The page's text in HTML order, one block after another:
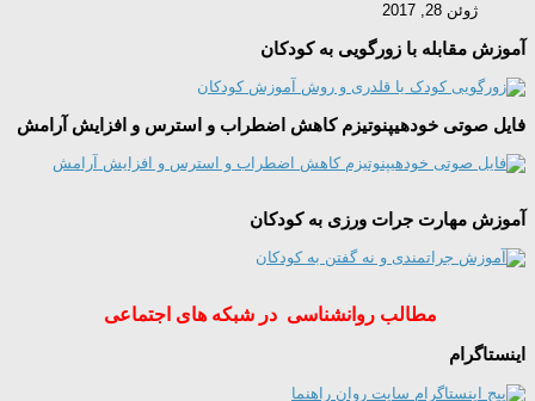
ژوئن 28, 2017
آموزش مقابله با زورگویی به کودکان
فایل صوتی خودهیپنوتیزم کاهش اضطراب و استرس و افزایش آرامش
آموزش مهارت جرات ورزی به کودکان
مطالب روانشناسی در شبکه های اجتماعی
اینستاگرام